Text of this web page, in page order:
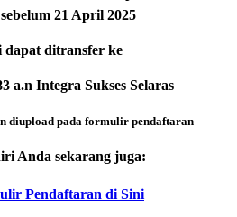
21 April 2025
dapat ditransfer ke
a.n Integra Sukses Selaras
diupload pada formulir pendaftaran
Anda sekarang juga:
Pendaftaran di Sini